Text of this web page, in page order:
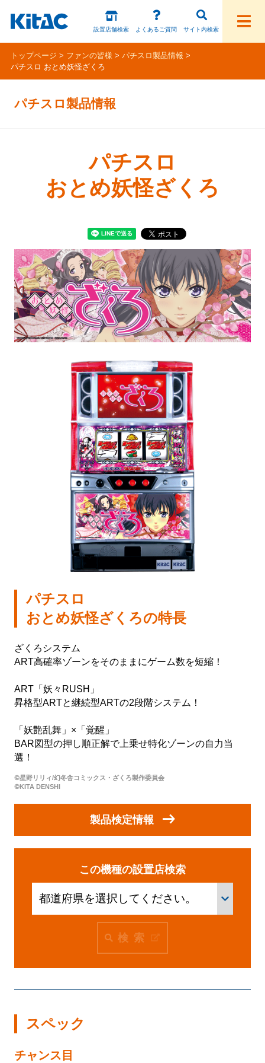
設置店舗検索 よくあるご質問 サイト内検索
ホール様向け製品
パチスロ検定情報
ボルフォースシリーズ
ホールコンオプション
キタッククラウドシリーズ
周辺機器
北電子製品販売ネットワーク
システムサポート
印刷製本機器
ファンの皆様
スペシャルコンテンツ
株式会社北電子ホールディングス
株式会社北電子
株式会社ゼクロスクリエイティブ
株式会社キタック販売
北電子製品販売ネットワーク
企業活動
企業活動
設定
トップページ ファンの皆様
パチスロ製品情報
パチスロ おとめ妖怪ざくろ
パチスロ製品情報
パチスロ
おとめ妖怪ざくろ
パチスロ
おとめ妖怪ざくろの特長
ざくろシステム
ART高確率ゾーンをそのままにゲーム数を短縮！
ART「妖々RUSH」
昇格型ARTと継続型ARTの2段階システム！
「妖艶乱舞」×「覚醒」
BAR図型の押し順正解で上乗せ特化ゾーンの自力当
選！
©星野リリィ/幻冬舎コミックス・ざくろ製作委員会
©KITA DENSHI
製品検定情報
この機種の設置店検索
検索
スペック
チャンス目